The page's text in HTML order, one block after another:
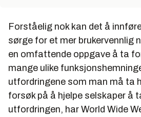
Forståelig nok kan det å
sørge for et mer brukervennlig
en omfattende oppgave å ta
mange ulike
utfordringene som man må ta
forsøk på å hjelpe selskaper å
utfordringen, har World Wide